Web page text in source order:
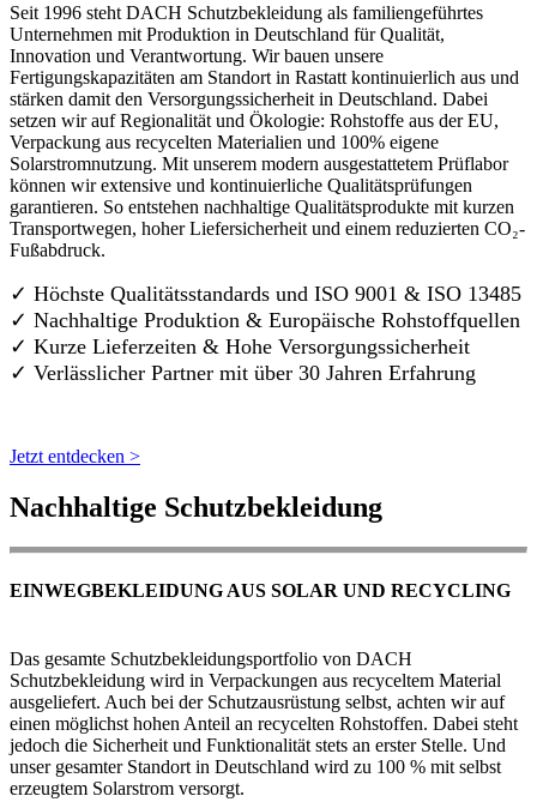
Seit 1996 steht DACH Schutzbekleidung als familiengeführtes
Unternehmen mit Produktion in Deutschland für Qualität,
Innovation und Verantwortung. Wir bauen unsere
Fertigungskapazitäten am Standort in Rastatt kontinuierlich aus und
stärken damit den Versorgungssicherheit in Deutschland. Dabei
setzen wir auf Regionalität und Ökologie: Rohstoffe aus der EU,
Verpackung aus recycelten Materialien und 100% eigene
Solarstromnutzung. Mit unserem modern ausgestattetem Prüflabor
können wir extensive und kontinuierliche Qualitätsprüfungen
garantieren. So entstehen nachhaltige Qualitätsprodukte mit kurzen
Transportwegen, hoher Liefersicherheit und einem reduzierten CO₂-
Fußabdruck.
✓ Höchste Qualitätsstandards und ISO 9001 & ISO 13485
✓ Nachhaltige Produktion & Europäische Rohstoffquellen
✓ Kurze Lieferzeiten & Hohe Versorgungssicherheit
✓ Verlässlicher Partner mit über 30 Jahren Erfahrung
Jetzt entdecken >
Nachhaltige Schutzbekleidung
EINWEGBEKLEIDUNG AUS SOLAR UND RECYCLING
Das gesamte Schutzbekleidungsportfolio von DACH
Schutzbekleidung wird in Verpackungen aus recyceltem Material
ausgeliefert. Auch bei der Schutzausrüstung selbst, achten wir auf
einen möglichst hohen Anteil an recycelten Rohstoffen. Dabei steht
jedoch die Sicherheit und Funktionalität stets an erster Stelle. Und
unser gesamter Standort in Deutschland wird zu 100 % mit selbst
erzeugtem Solarstrom versorgt.